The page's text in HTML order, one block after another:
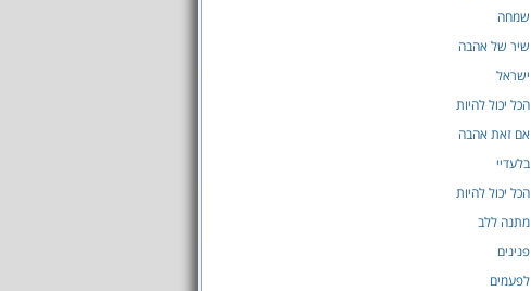
שמחה
שיר של אהבה
ישראל
הכל יכול להיות
אם זאת אהבה
בלעדיי
הכל יכול להיות
מתנה ללב
פנינים
לפעמים